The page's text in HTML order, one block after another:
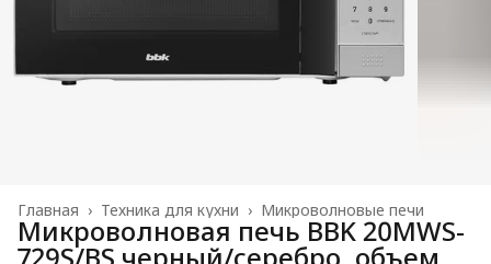
Микроволновые печи
Техника для кухни ›
Главная ›
Микроволновая печь BBK 20MWS-
729S/BS черный/серебро, объем